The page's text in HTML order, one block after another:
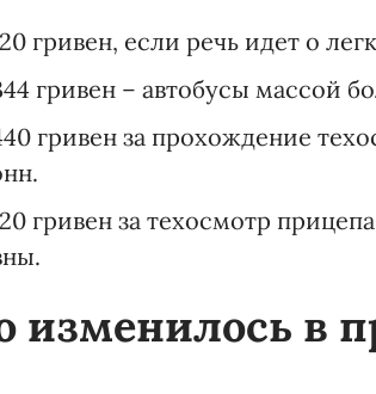
гривен, если речь идет о
гривен – автобусы массой
гривен за прохождение
гривен за техосмотр
изменилось в